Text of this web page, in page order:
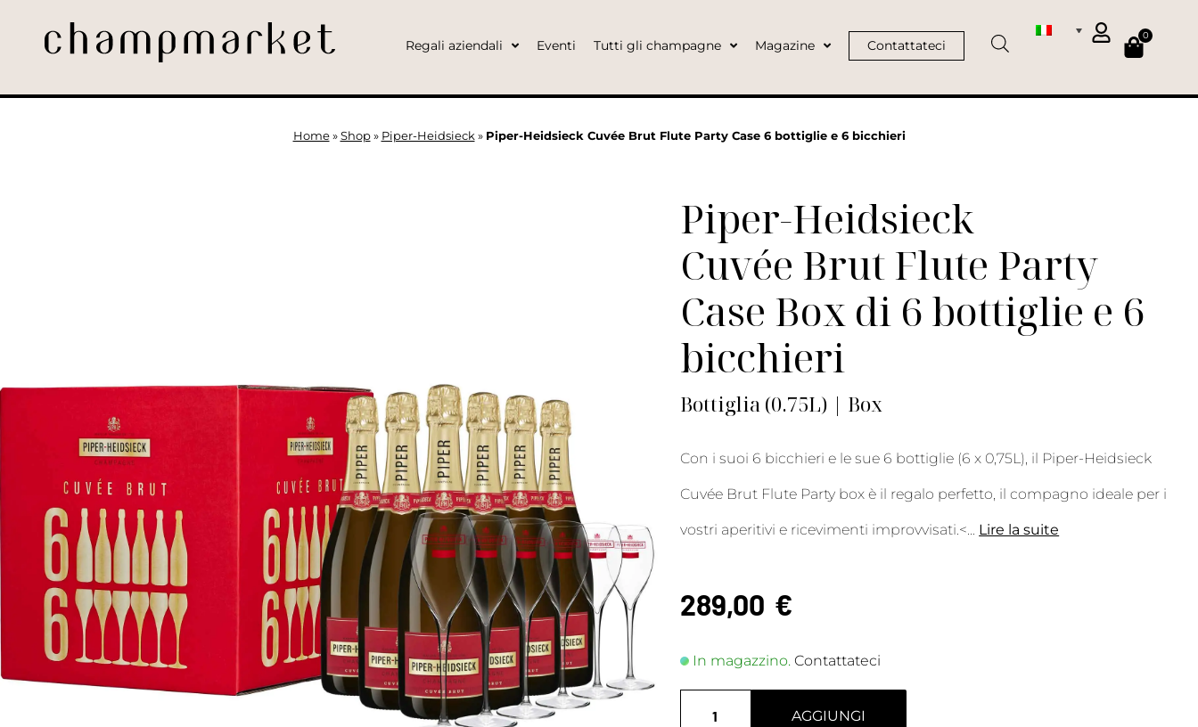
Regali aziendali Eventi Tutti gli champagne Magazine Contattateci
0
Home» Shop» Piper-Heidsieck» Piper-Heidsieck Cuvée Brut Flute Party Case 6 bottiglie e 6 bicchieri
Piper-Heidsieck
Cuvée Brut Flute Party
Case Box di 6 bottiglie e 6
bicchieri
Bottiglia (0.75L) | Box
Con i suoi 6 bicchieri e le sue 6 bottiglie (6 x 0,75L), il Piper-Heidsieck
Cuvée Brut Flute Party box è il regalo perfetto, il compagno ideale per i
vostri aperitivi e ricevimenti improvvisati.< Lire la suite
289,00 €
In magazzino.Contattateci
AGGIUNGI